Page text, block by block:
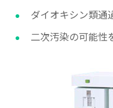
ダイオキシン類通
二次汚染の可能性